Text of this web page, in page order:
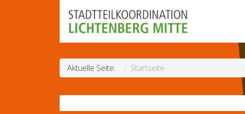
Aktuelle Seite: Startseite